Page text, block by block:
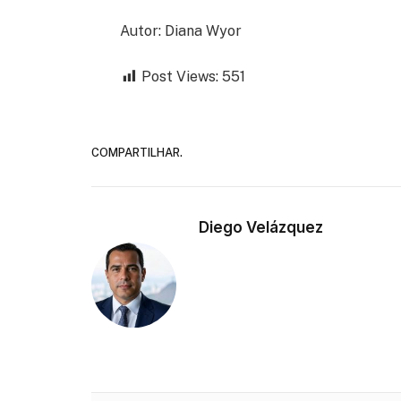
Autor: Diana Wyor
Post Views: 551
COMPARTILHAR.
Diego Velázquez